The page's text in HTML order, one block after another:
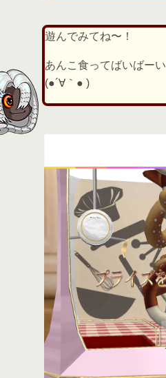
遊んでみてね〜！
あんこ食ってばいばーい
(●´∀｀● )